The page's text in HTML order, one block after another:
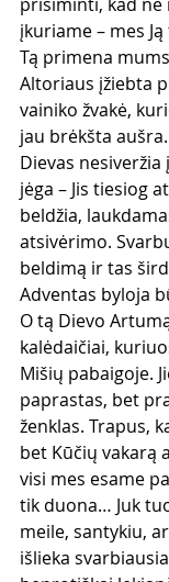
įkuriame – mes
Tą primena
Altoriaus įžiebta
vainiko žvakė,
jau brėkšta aušra.
Dievas
jėga – Jis tiesiog
beldžia,
atsivėrimo.
beldimą ir tas
Adventas byloja
O tą Dievo
kalėdaičiai,
Mišių pabaigoje.
paprastas, bet
ženklas. Trapus,
bet Kūčių vakarą
visi mes esame
tik duona… Juk
meile, santykiu,
išlieka